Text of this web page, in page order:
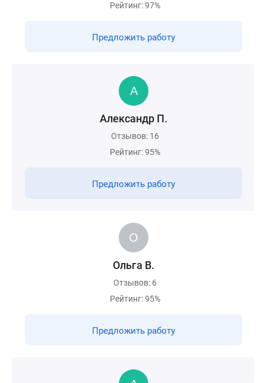
Рейтинг: 97%
Предложить работу
Александр П.
Отзывов: 16
Рейтинг: 95%
Предложить работу
Ольга В.
Отзывов: 6
Рейтинг: 95%
Предложить работу